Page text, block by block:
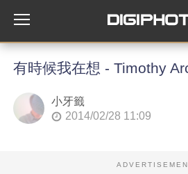
有時候我在想 - Timothy
小牙籤
2014/02/28 11:09